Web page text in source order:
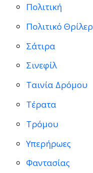
Πολιτική
Πολιτικό Θρίλερ
Σάτιρα
Σινεφίλ
Ταινία Δρόμου
Τέρατα
Τρόμου
Υπερήρωες
Φαντασίας